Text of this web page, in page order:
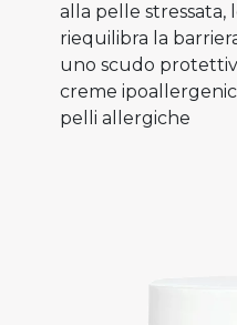
alla pelle stressata,
riequilibra la
uno scudo
creme
pelli allergiche⁠